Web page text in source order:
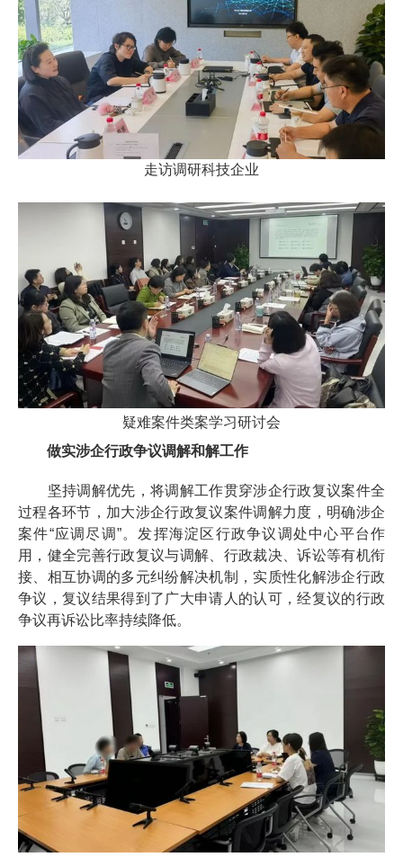
走访调研科技企业
疑难案件类案学习研讨会
做实涉企行政争议调解和解工作
坚持调解优先，将调解工作贯穿涉企行政复议案件全
过程各环节，加大涉企行政复议案件调解力度，明确涉企
案件“应调尽调”。发挥海淀区行政争议调处中心平台作
用，健全完善行政复议与调解、行政裁决、诉讼等有机衔
接、相互协调的多元纠纷解决机制，实质性化解涉企行政
争议，复议结果得到了广大申请人的认可，经复议的行政
争议再诉讼比率持续降低。